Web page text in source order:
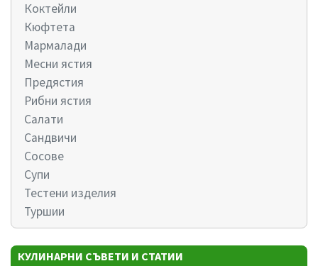
Коктейли
Кюфтета
Мармалади
Месни ястия
Предястия
Рибни ястия
Салати
Сандвичи
Сосове
Супи
Тестени изделия
Туршии
КУЛИНАРНИ СЪВЕТИ И СТАТИИ